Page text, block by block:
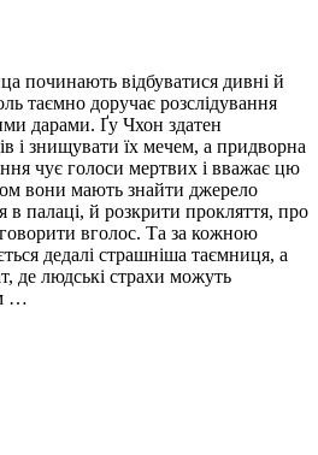
починають відбуватися дивні й
таємно доручає розслідування
дарами. Ґу Чхон здатен
і знищувати їх мечем, а придворна
чує голоси мертвих і вважає цю
вони мають знайти джерело
в палаці, й розкрити прокляття, про
вголос. Та за кожною
дедалі страшніша таємниця, а
де людські страхи можуть
…